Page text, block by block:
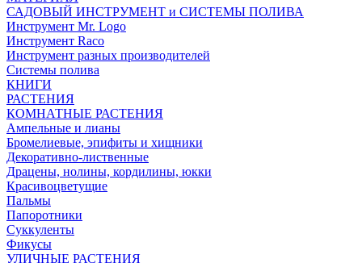
САДОВЫЙ ИНСТРУМЕНТ и СИСТЕМЫ ПОЛИВА
Инструмент Mr. Logo
Инструмент Raco
Инструмент разных производителей
Системы полива
КНИГИ
РАСТЕНИЯ
КОМНАТНЫЕ РАСТЕНИЯ
Ампельные и лианы
Бромелиевые, эпифиты и хищники
Декоративно-лиственные
Драцены, нолины, кордилины, юкки
Красивоцветущие
Пальмы
Папоротники
Суккуленты
Фикусы
УЛИЧНЫЕ РАСТЕНИЯ